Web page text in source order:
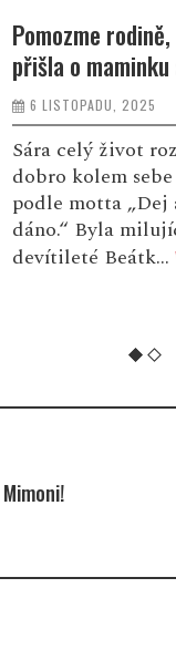
Nový burčák na
Zmrzlina
kvalita přímo z
V provozovně
Kruháč u
skvělé věci! Do
kromě osvěžující